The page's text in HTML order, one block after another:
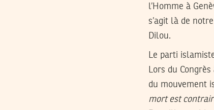
l’Homme à
s’agit là de
Dilou.
Le parti
Lors du
du mouvement
mort est